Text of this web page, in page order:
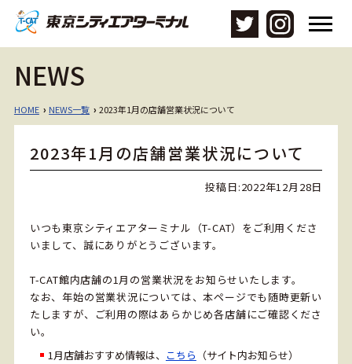
メ
NEWS
HOME › NEWS一覧 ›2023年1月の店舗営業状況について
2023年1月の店舗営業状況について
投稿日:2022年12月28日
いつも東京シティエアターミナル（T-CAT）をご利用くださ
いまして、誠にありがとうございます。
T-CAT館内店舗の1月の営業状況をお知らせいたします。
なお、年始の営業状況については、本ページでも随時更新い
たしますが、ご利用の際はあらかじめ各店舗にご確認くださ
い。
1月店舗おすすめ情報は、 こちら （サイト内お知らせ）